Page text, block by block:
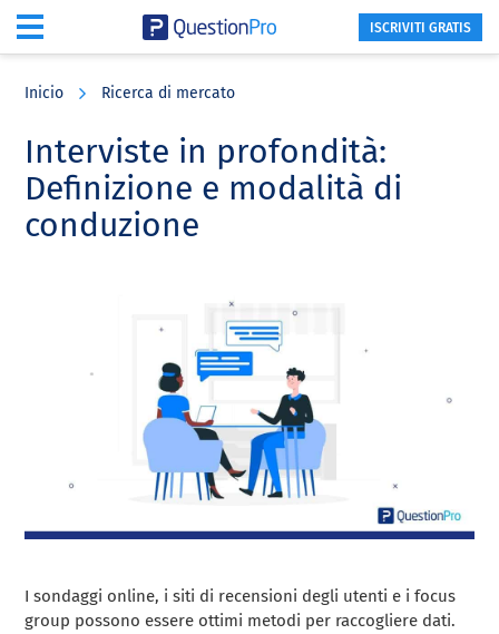
content
sidebar
ISCRIVITI GRATIS
Inicio Ricerca di mercato
Interviste in profondità:
Definizione e modalità di
conduzione
I sondaggi online, i siti di recensioni degli utenti e i focus
group possono essere ottimi metodi per raccogliere dati.